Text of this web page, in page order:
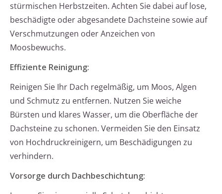
stürmischen Herbstzeiten. Achten Sie dabei auf lose,
beschädigte oder abgesandete Dachsteine sowie auf
Verschmutzungen oder Anzeichen von
Moosbewuchs.
Effiziente Reinigung:
Reinigen Sie Ihr Dach regelmäßig, um Moos, Algen
und Schmutz zu entfernen. Nutzen Sie weiche
Bürsten und klares Wasser, um die Oberfläche der
Dachsteine zu schonen. Vermeiden Sie den Einsatz
von Hochdruckreinigern, um Beschädigungen zu
verhindern.
Vorsorge durch Dachbeschichtung: